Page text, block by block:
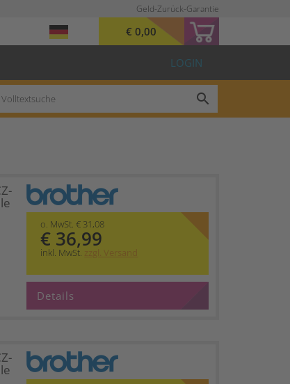
Geld-Zurück-Garantie
€ 0,00
LOGIN
search
o. MwSt. € 31,08
€ 36,99
inkl. MwSt. zzgl. Versand
Details